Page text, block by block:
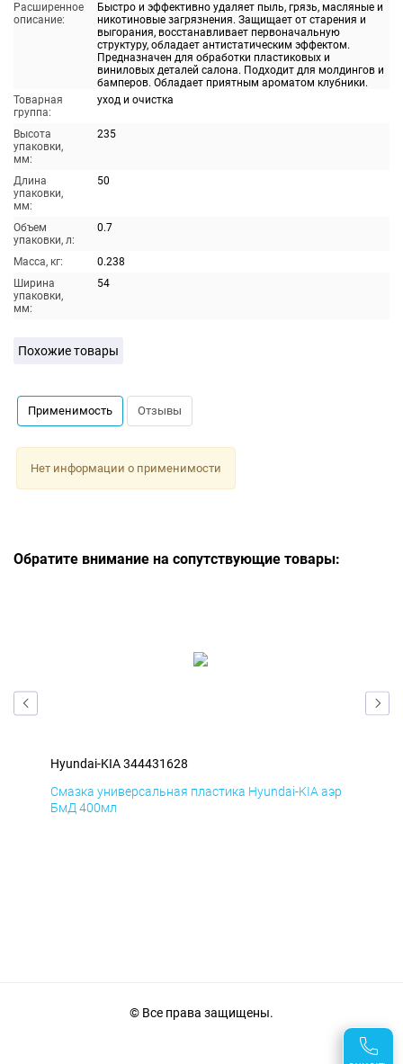
Расширенное
описание:
Быстро и эффективно удаляет пыль, грязь, масляные и
никотиновые загрязнения. Защищает от старения и
выгорания, восстанавливает первоначальную
структуру, обладает антистатическим эффектом.
Предназначен для обработки пластиковых и
виниловых деталей салона. Подходит для молдингов и
бамперов. Обладает приятным ароматом клубники.
Товарная
группа:
уход и очистка
Высота
упаковки,
мм:
235
Длина
упаковки,
мм:
50
Объем
упаковки, л:
0.7
Масса, кг:
0.238
Ширина
упаковки,
мм:
54
Похожие товары
Применимость Отзывы
Нет информации о применимости
Обратите внимание на сопутствующие товары:
Hyundai-KIA 344431628
Смазка универсальная пластика Hyundai-KIA аэр
БмД 400мл
© Все права защищены.